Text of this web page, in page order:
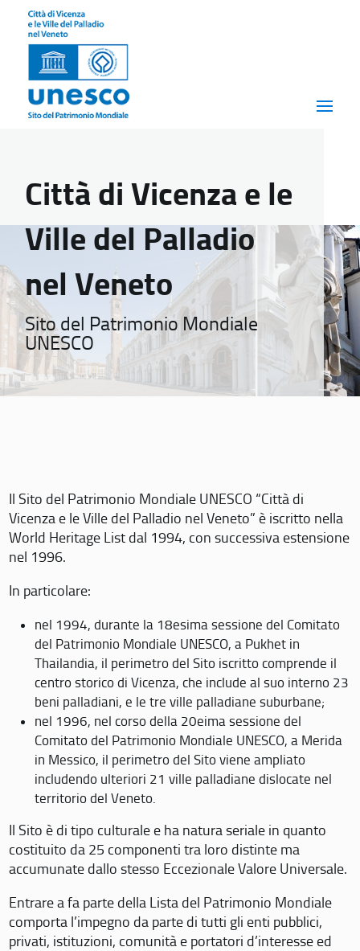
Città di Vicenza e le
Ville del Palladio
nel Veneto
Sito del Patrimonio Mondiale
UNESCO
Il Sito del Patrimonio Mondiale UNESCO “Città di
Vicenza e le Ville del Palladio nel Veneto” è iscritto nella
World Heritage List dal 1994, con successiva estensione
nel 1996.
In particolare:
nel 1994, durante la 18esima sessione del Comitato
del Patrimonio Mondiale UNESCO, a Pukhet in
Thailandia, il perimetro del Sito iscritto comprende il
centro storico di Vicenza, che include al suo interno 23
beni palladiani, e le tre ville palladiane suburbane;
nel 1996, nel corso della 20eima sessione del
Comitato del Patrimonio Mondiale UNESCO, a Merida
in Messico, il perimetro del Sito viene ampliato
includendo ulteriori 21 ville palladiane dislocate nel
territorio del Veneto.
Il Sito è di tipo culturale e ha natura seriale in quanto
costituito da 25 componenti tra loro distinte ma
accumunate dallo stesso Eccezionale Valore Universale.
Entrare a fa parte della Lista del Patrimonio Mondiale
comporta l’impegno da parte di tutti gli enti pubblici,
privati, istituzioni, comunità e portatori d’interesse ed